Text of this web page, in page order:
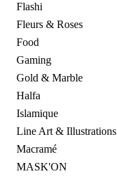
Flashi
Fleurs & Roses
Food
Gaming
Gold & Marble
Halfa
Islamique
Line Art & Illustrations
Macramé
MASK'ON